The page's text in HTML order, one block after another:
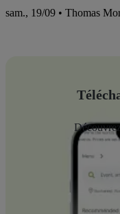
sam., 19/09 • Thomas